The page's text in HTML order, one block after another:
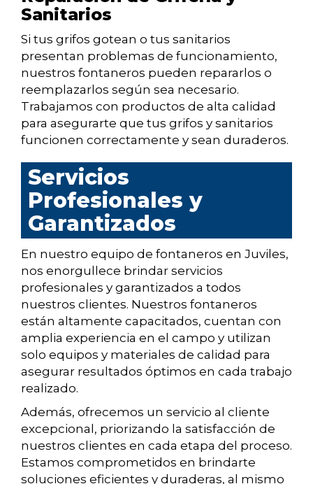
Sanitarios
Si tus grifos gotean o tus sanitarios
presentan problemas de funcionamiento,
nuestros fontaneros pueden repararlos o
reemplazarlos según sea necesario.
Trabajamos con productos de alta calidad
para asegurarte que tus grifos y sanitarios
funcionen correctamente y sean duraderos.
Servicios
Profesionales y
Garantizados
En nuestro equipo de fontaneros en Juviles,
nos enorgullece brindar servicios
profesionales y garantizados a todos
nuestros clientes. Nuestros fontaneros
están altamente capacitados, cuentan con
amplia experiencia en el campo y utilizan
solo equipos y materiales de calidad para
asegurar resultados óptimos en cada trabajo
realizado.
Además, ofrecemos un servicio al cliente
excepcional, priorizando la satisfacción de
nuestros clientes en cada etapa del proceso.
Estamos comprometidos en brindarte
soluciones eficientes y duraderas, al mismo